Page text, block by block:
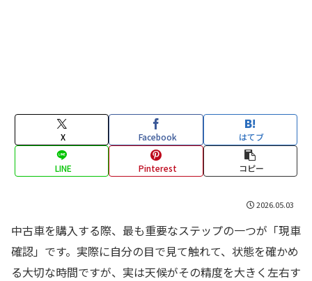
X Facebook はてブ
LINE Pinterest コピー
2026.05.03
中古車を購入する際、最も重要なステップの一つが「現車
確認」です。実際に自分の目で見て触れて、状態を確かめ
る大切な時間ですが、実は天候がその精度を大きく左右す